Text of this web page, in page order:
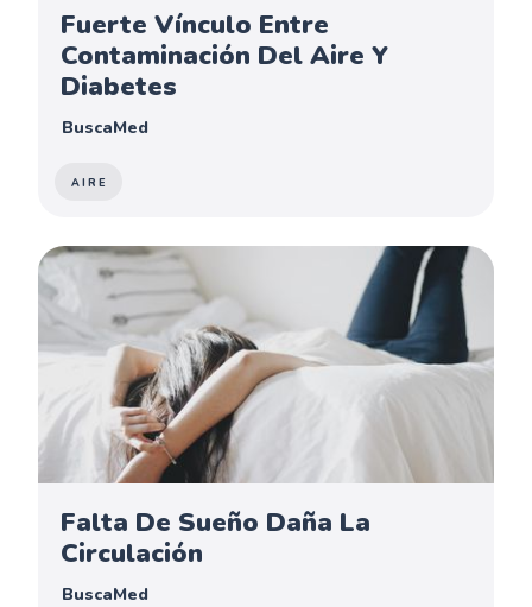
Fuerte Vínculo Entre
Contaminación Del Aire Y
Diabetes
BuscaMed
AIRE
Falta De Sueño Daña La
Circulación
BuscaMed